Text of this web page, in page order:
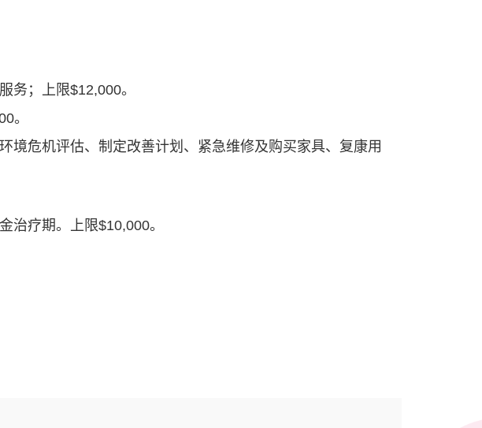
务；上限$12,000。
。
境危机评估、制定改善计划、紧急维修及购买家具、复康用
治疗期。上限$10,000。